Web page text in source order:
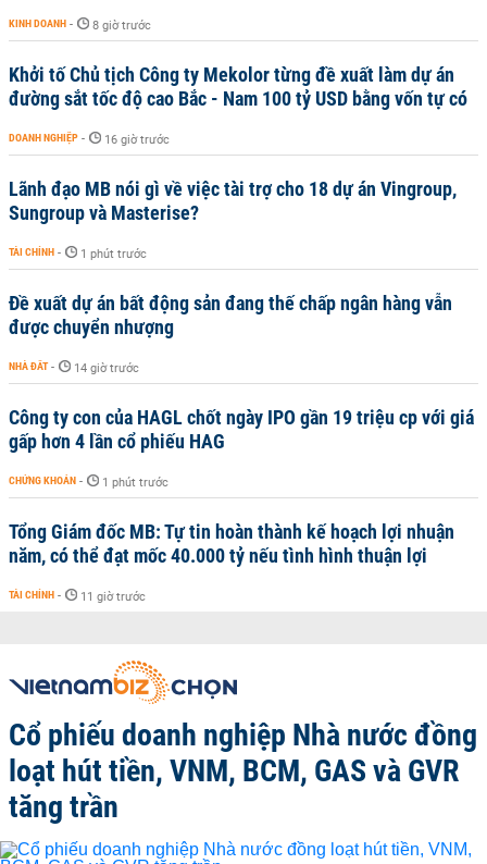
KINH DOANH - 8 giờ trước
Khởi tố Chủ tịch Công ty Mekolor từng đề xuất làm dự án
đường sắt tốc độ cao Bắc - Nam 100 tỷ USD bằng vốn tự có
DOANH NGHIỆP - 16 giờ trước
Lãnh đạo MB nói gì về việc tài trợ cho 18 dự án Vingroup,
Sungroup và Masterise?
TÀI CHÍNH - 1 phút trước
Đề xuất dự án bất động sản đang thế chấp ngân hàng vẫn
được chuyển nhượng
NHÀ ĐẤT - 14 giờ trước
Công ty con của HAGL chốt ngày IPO gần 19 triệu cp với giá
gấp hơn 4 lần cổ phiếu HAG
CHỨNG KHOÁN - 1 phút trước
Tổng Giám đốc MB: Tự tin hoàn thành kế hoạch lợi nhuận
năm, có thể đạt mốc 40.000 tỷ nếu tình hình thuận lợi
TÀI CHÍNH - 11 giờ trước
Cổ phiếu doanh nghiệp Nhà nước đồng
loạt hút tiền, VNM, BCM, GAS và GVR
tăng trần